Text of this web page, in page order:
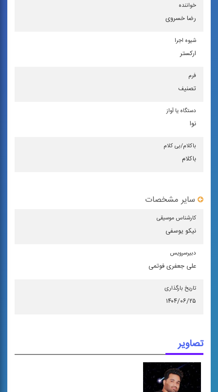
خواننده
رضا خسروی
شیوه اجرا
اركستر
فرم
تصنیف
دستگاه یا آواز
نوا
باكلام/بی كلام
باکلام
سایر مشخصات
كارشناس موسیقی
نیکو یوسفی
دبیرسرویس
علی جعفری فوتمی
تاریخ بارگذاری
۱۴۰۴/۰۶/۲۵
تصاویر